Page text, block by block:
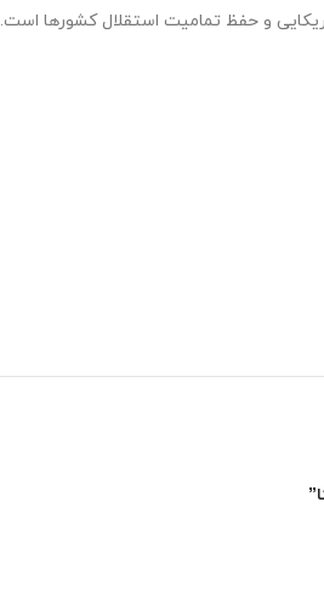
و حفظ تمامیت استقلال کشورها است.